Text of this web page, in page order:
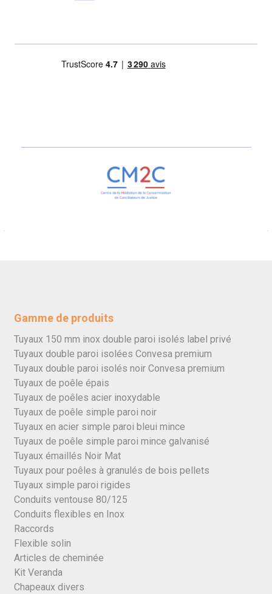
Gamme de produits
Tuyaux 150 mm inox double paroi isolés label privé
Tuyaux double paroi isolées Convesa premium
Tuyaux double paroi isolés noir Convesa premium
Tuyaux de poêle épais
Tuyaux de poêles acier inoxydable
Tuyaux de poêle simple paroi noir
Tuyaux en acier simple paroi bleui mince
Tuyaux de poêle simple paroi mince galvanisé
Tuyaux émaillés Noir Mat
Tuyaux pour poêles à granulés de bois pellets
Tuyaux simple paroi rigides
Conduits ventouse 80/125
Conduits flexibles en Inox
Raccords
Flexible solin
Articles de cheminée
Kit Veranda
Chapeaux divers